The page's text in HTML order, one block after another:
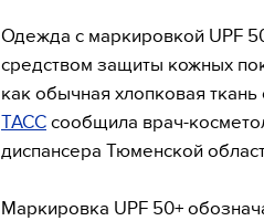
Одежда с маркировкой UPF
средством защиты кожных
как обычная хлопковая
ТАСС сообщила врач-
диспансера Тюменской
Маркировка UPF 50+